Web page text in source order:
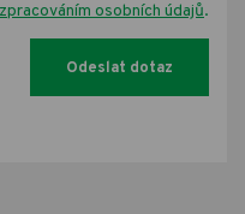
zpracováním osobních údajů.